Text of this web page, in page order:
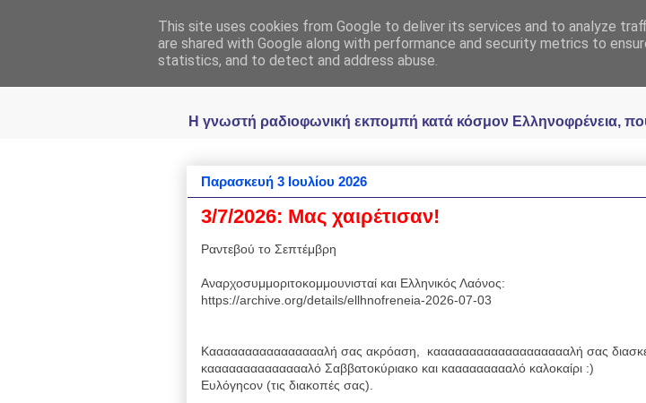
Ραδιοφωνική
Η γνωστή ραδιοφωνική εκπομπή κατά κόσμον Ελληνοφρένεια, που
Παρασκευή 3 Ιουλίου 2026
3/7/2026: Mας χαιρέτισαν!
Ραντεβού το Σεπτέμβρη
Αναρχοσυμμοριτοκομμουνισταί και Ελληνικός Λαόνος:
https://archive.org/details/ellhnofreneia-2026-07-03
Κααααααααααααααααλή σας ακρόαση, καααααααααααααααααααλή σας
κααααααααααααααλό Σαββατοκύριακο και καααααααααλό καλοκαίρι :)
Ευλόγηcον (τις διακοπές σας).
This site uses cookies from Google to deliver its services and to analyze
are shared with Google along with performance and security metrics to
statistics, and to detect and address abuse.